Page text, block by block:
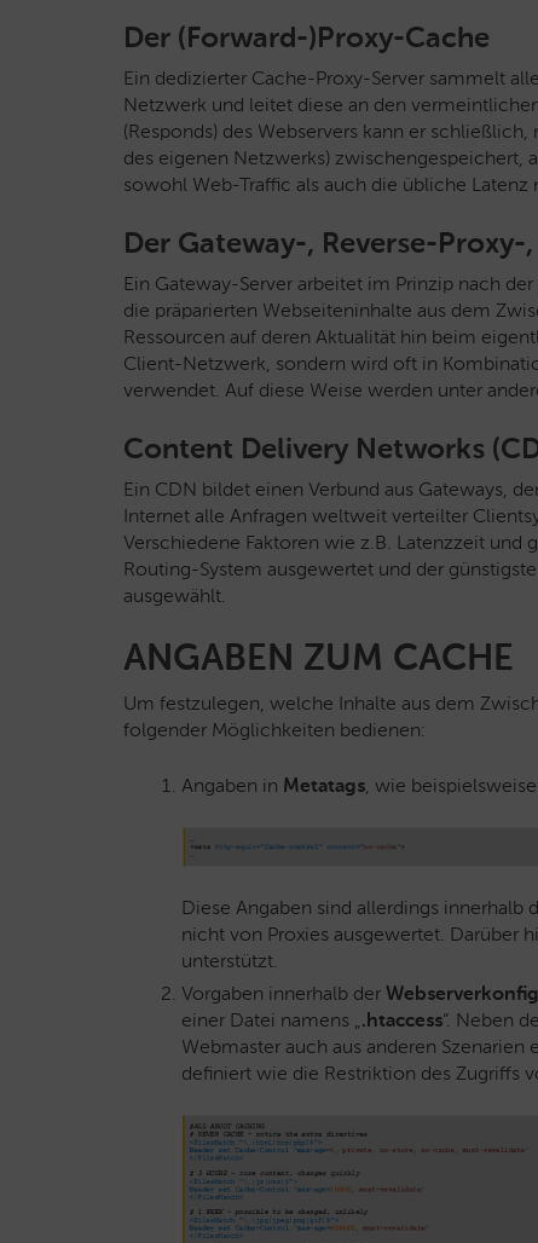
Der (Forward-)Proxy-Cache
Ein dedizierter Cache-Proxy-Server sammelt
Netzwerk und leitet diese an den
(Responds) des Webservers kann er
des eigenen Netzwerks) zwischengespeichert,
sowohl Web-Traffic als auch die übliche Latenz
Der Gateway-, Reverse-
Ein Gateway-Server arbeitet im Prinzip nach
die präparierten Webseiteninhalte aus dem
Ressourcen auf deren Aktualität hin beim
Client-Netzwerk, sondern wird oft in
verwendet. Auf diese Weise werden unter
Content Delivery Networks
Ein CDN bildet einen Verbund aus Gateways,
Internet alle Anfragen weltweit verteilter
Verschiedene Faktoren wie z.B. Latenzzeit und
Routing-System ausgewertet und der
ausgewählt.
ANGABEN ZUM CACHE
Um festzulegen, welche Inhalte aus dem
folgender Möglichkeiten bedienen:
Angaben in Metatags, wie beispielsweise:
Diese Angaben sind allerdings innerhalb
nicht von Proxies ausgewertet. Darüber
unterstützt.
Vorgaben innerhalb der
einer Datei namens „.htaccess“. Neben
Webmaster auch aus anderen
definiert wie die Restriktion des Zugriffs